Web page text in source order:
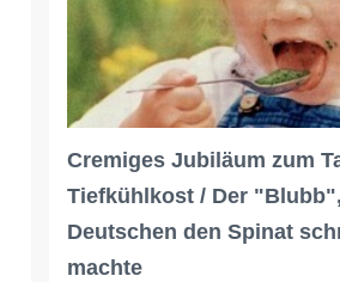
Cremiges Jubiläum zum
Tiefkühlkost / Der
Deutschen den Spinat
machte